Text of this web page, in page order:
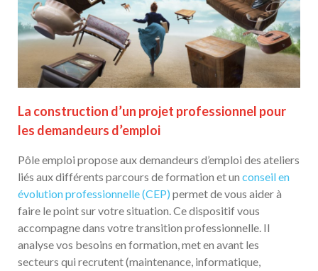
La construction d’un projet professionnel pour
les demandeurs d’emploi
Pôle emploi propose aux demandeurs d’emploi des ateliers
liés aux différents parcours de formation et un conseil en
évolution professionnelle (CEP) permet de vous aider à
faire le point sur votre situation. Ce dispositif vous
accompagne dans votre transition professionnelle. Il
analyse vos besoins en formation, met en avant les
secteurs qui recrutent (maintenance, informatique,